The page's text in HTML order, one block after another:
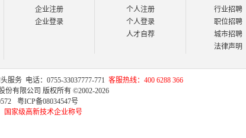
企业注册
企业登录
个人注册
个人登录
人才自荐
行业招聘
职位招聘
城市招聘
法律声明
服务 电话：0755-33037777-771 客服热线：400 6288 366
份有限公司 版权所有 ©2002-2026
粤ICP备08034547号
国家级高新技术企业称号